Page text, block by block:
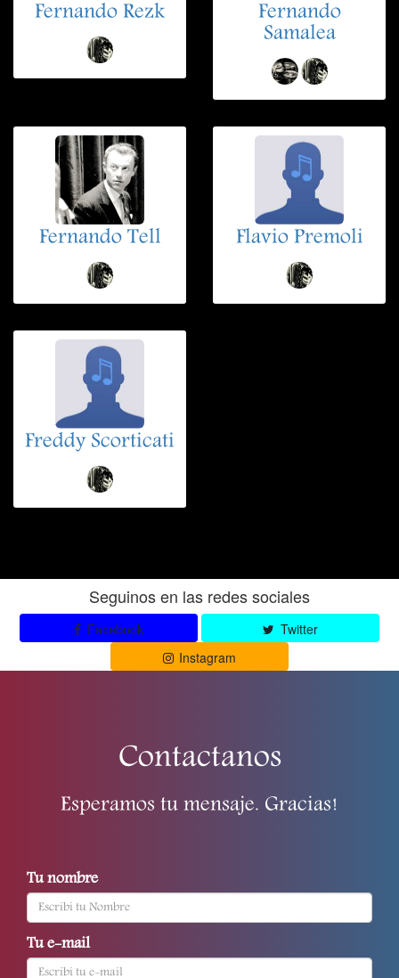
Fernando Rezk
Fernando
Samalea
Fernando Tell Flavio Premoli
Freddy Scorticati
Seguinos en las redes sociales
Facebook
Twitter
Instagram
Contactanos
Esperamos tu mensaje. Gracias!
Tu nombre
Tu e-mail